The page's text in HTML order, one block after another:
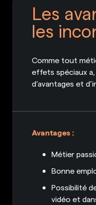
Les
les
Comme tout
effets spéciaux
d’avantages et
Avantages :
Métier
Bonne
Possibilité
vidéo et